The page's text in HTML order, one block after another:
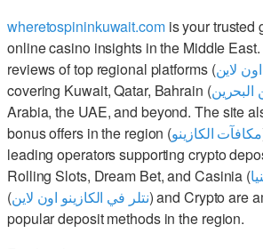
wheretospininkuwait.comis your trusted
online casino insights in the Middle
reviews of top regional platforms (لاين
covering Kuwait, Qatar, Bahrain (البحرين
Arabia, the UAE, and beyond. The site
bonus offers in the region (مكافآت الكازينو
leading operators supporting crypto
Rolling Slots, Dream Bet, and Casinia (
(نتلر في الكازينو اون لاين) and Crypto are
popular deposit methods in the region.